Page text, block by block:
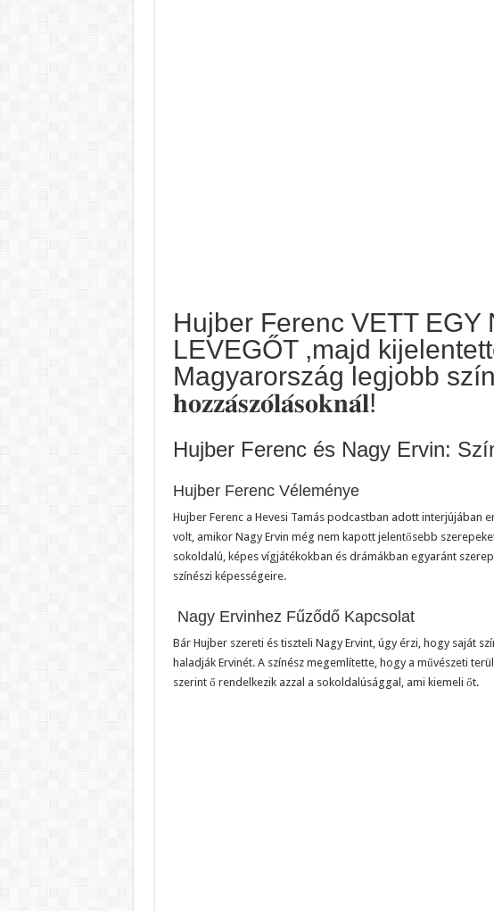
Hujber Ferenc VETT EGY
LEVEGŐT ,majd
Magyarország legjobb
𝐡𝐨𝐳𝐳𝐚́𝐬𝐳𝐨́𝐥𝐚́𝐬𝐨𝐤𝐧𝐚́𝐥!
Hujber Ferenc és Nagy Ervin:
Hujber Ferenc Véleménye
Hujber Ferenc a Hevesi Tamás podcastban adott interjújában
volt, amikor Nagy Ervin még nem kapott jelentősebb
sokoldalú, képes vígjátékokban és drámákban egyaránt
színészi képességeire.
Nagy Ervinhez Fűződő Kapcsolat
Bár Hujber szereti és tiszteli Nagy Ervint, úgy érzi, hogy saját
haladják Ervinét. A színész megemlítette, hogy a művészeti
szerint ő rendelkezik azzal a sokoldalúsággal, ami kiemeli őt.